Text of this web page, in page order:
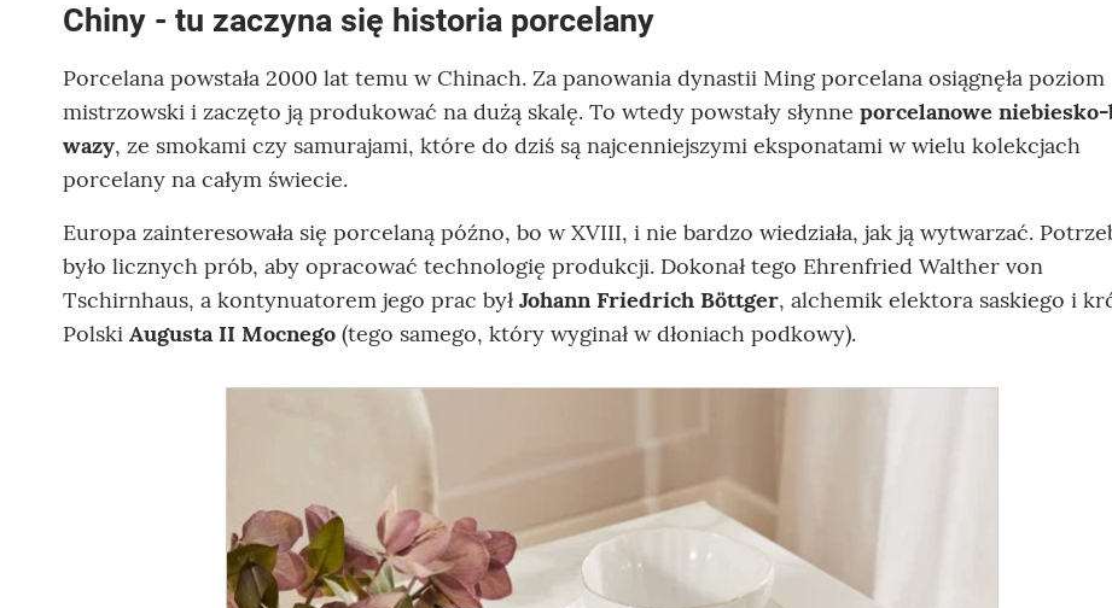
Chiny - tu zaczyna się historia porcelany
Porcelana powstała 2000 lat temu w Chinach. Za panowania dynastii Ming porcelana osiągnęła poziom
mistrzowski i zaczęto ją produkować na dużą skalę. To wtedy powstały słynne porcelanowe niebiesko-
wazy, ze smokami czy samurajami, które do dziś są najcenniejszymi eksponatami w wielu kolekcjach
porcelany na całym świecie.
Europa zainteresowała się porcelaną późno, bo w XVIII, i nie bardzo wiedziała, jak ją wytwarzać.
było licznych prób, aby opracować technologię produkcji. Dokonał tego Ehrenfried Walther von
Tschirnhaus, a kontynuatorem jego prac był Johann Friedrich Böttger, alchemik elektora saskiego i
Polski Augusta II Mocnego (tego samego, który wyginał w dłoniach podkowy).